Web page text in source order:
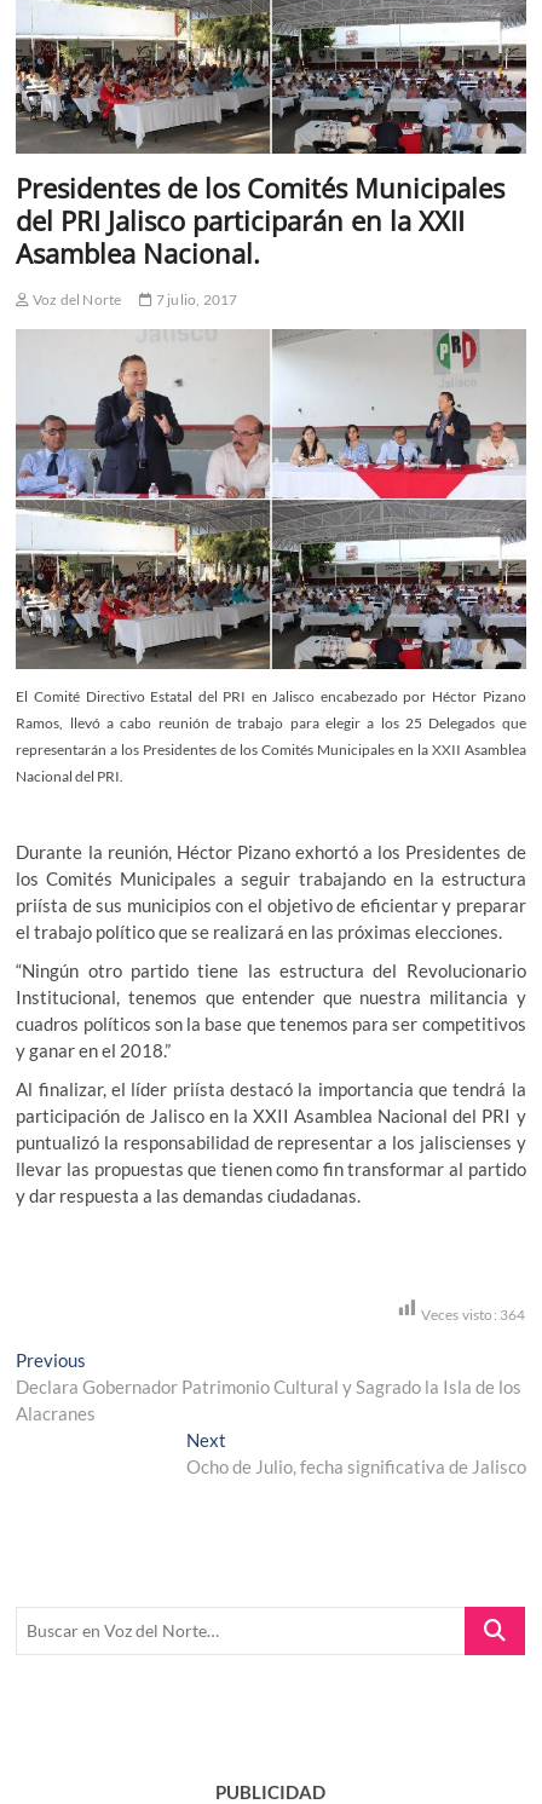
Presidentes de los Comités Municipales
del PRI Jalisco participarán en la XXII
Asamblea Nacional.
Voz del Norte 7 julio, 2017
El Comité Directivo Estatal del PRI en Jalisco encabezado por Héctor Pizano
Ramos, llevó a cabo reunión de trabajo para elegir a los 25 Delegados que
representarán a los Presidentes de los Comités Municipales en la XXII Asamblea
Nacional del PRI.
Durante la reunión, Héctor Pizano exhortó a los Presidentes de
los Comités Municipales a seguir trabajando en la estructura
priísta de sus municipios con el objetivo de eficientar y preparar
el trabajo político que se realizará en las próximas elecciones.
“Ningún otro partido tiene las estructura del Revolucionario
Institucional, tenemos que entender que nuestra militancia y
cuadros políticos son la base que tenemos para ser competitivos
y ganar en el 2018.”
Al finalizar, el líder priísta destacó la importancia que tendrá la
participación de Jalisco en la XXII Asamblea Nacional del PRI y
puntualizó la responsabilidad de representar a los jaliscienses y
llevar las propuestas que tienen como fin transformar al partido
y dar respuesta a las demandas ciudadanas.
Veces visto: 364
Navegación
de
Previous
post:
Declara Gobernador Patrimonio Cultural y Sagrado la Isla de los
Alacranes
NextNext
post:
Ocho de Julio, fecha significativa de Jalisco
Buscar
PUBLICIDAD